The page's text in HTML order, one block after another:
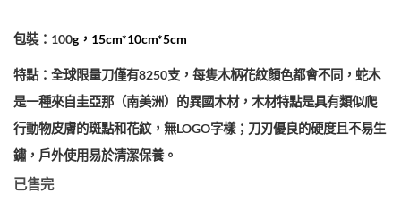
NT$1,550。
包裝：100g，15cm*10cm*5cm
特點：全球限量刀僅有8250支，每隻木柄花紋顏色都會不同，蛇木
是一種來自圭亞那（南美洲）的異國木材，木材特點是具有類似爬
行動物皮膚的斑點和花紋，無LOGO字樣；刀刃優良的硬度且不易生
鏽，戶外使用易於清潔保養。
已售完